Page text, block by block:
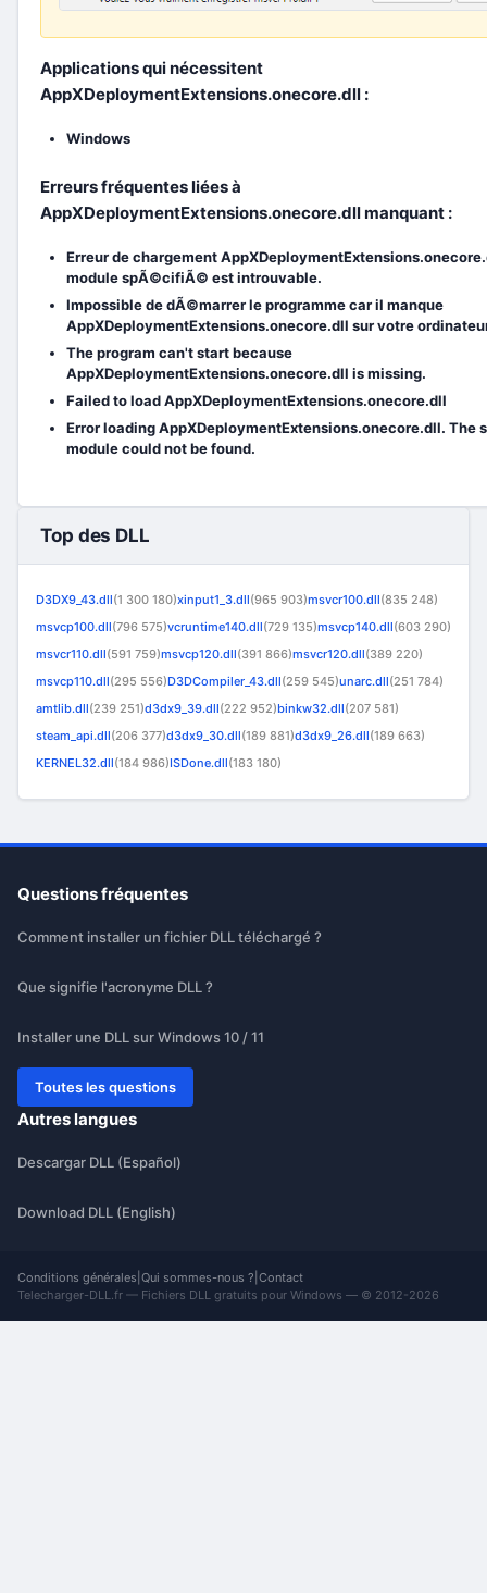
Applications qui nécessitent
AppXDeploymentExtensions.onecore.dll :
Windows
Erreurs fréquentes liées à
AppXDeploymentExtensions.onecore.dll manquant :
Erreur de chargement
module spÃ©cifiÃ© est introuvable.
Impossible de dÃ©marrer le programme car il manque
AppXDeploymentExtensions.onecore.dll sur votre
The program can't start because
AppXDeploymentExtensions.onecore.dll is missing.
Failed to load AppXDeploymentExtensions.onecore.dll
Error loading AppXDeploymentExtensions.onecore.dll. The
module could not be found.
Top des DLL
D3DX9_43.dll(1 300 180)xinput1_3.dll(965 903)msvcr100.dll(835 248)
msvcp100.dll(796 575)vcruntime140.dll(729 135)msvcp140.dll(603 290)
msvcr110.dll(591 759)msvcp120.dll(391 866)msvcr120.dll(389 220)
msvcp110.dll(295 556)D3DCompiler_43.dll(259 545)unarc.dll(251 784)
amtlib.dll(239 251)d3dx9_39.dll(222 952)binkw32.dll(207 581)
steam_api.dll(206 377)d3dx9_30.dll(189 881)d3dx9_26.dll(189 663)
KERNEL32.dll(184 986)ISDone.dll(183 180)
Questions fréquentes
Comment installer un fichier DLL téléchargé ?
Que signifie l'acronyme DLL ?
Installer une DLL sur Windows 10 / 11
Toutes les questions
Autres langues
Descargar DLL (Español)
Download DLL (English)
Conditions générales Qui sommes-nous ? Contact
Telecharger-DLL.fr — Fichiers DLL gratuits pour Windows — © 2012-2026